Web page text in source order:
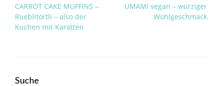
Post
navigation
CARROT CAKE MUFFINS –
Rüeblitörtli – also der
Kuchen mit Karotten
UMAMI vegan – würziger
Wohlgeschmack
Suche